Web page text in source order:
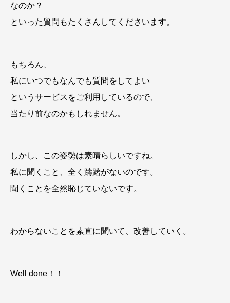
なのか？
といった質問もたくさんしてくださいます。
もちろん、
私にいつでもなんでも質問をしてよい
というサービスをご利用しているので、
当たり前なのかもしれません。
しかし、この姿勢は素晴らしいですね。
私に聞くこと、全く躊躇がないのです。
聞くことを全然恥じていないです。
わからないことを素直に聞いて、改善していく。
Well done！！